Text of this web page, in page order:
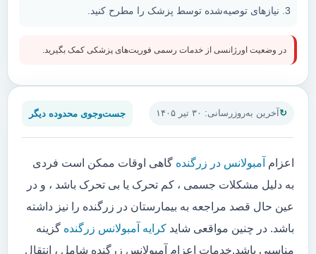
آخرین به‌روزرسانی: ۳۰ تیر ۱۴۰۵ جست‌وجوی محدوده دیگر
اعزام آمبولانس در زرگنده گاهی اوقات ممکن است فردی
به دلیل مشکلات جسمی ، کم تحرک یا بی تحرک باشد ، و در
عین حال قصد مراجعه به بیمارستان در زرگنده را نیز داشته
باشد. در چنین مواقعی شاید کرایه آمبولانس زرگنده گزینه
مناسبی باشد.خدمات اعزام آمبولانس زرگنده شامل ، انتقال
نیازهای توصیه‌شده توسط پزشک را مطرح کنید.
در وضعیت اورژانسی از خدمات رسمی فوریت‌های پزشکی کمک بگیرید.